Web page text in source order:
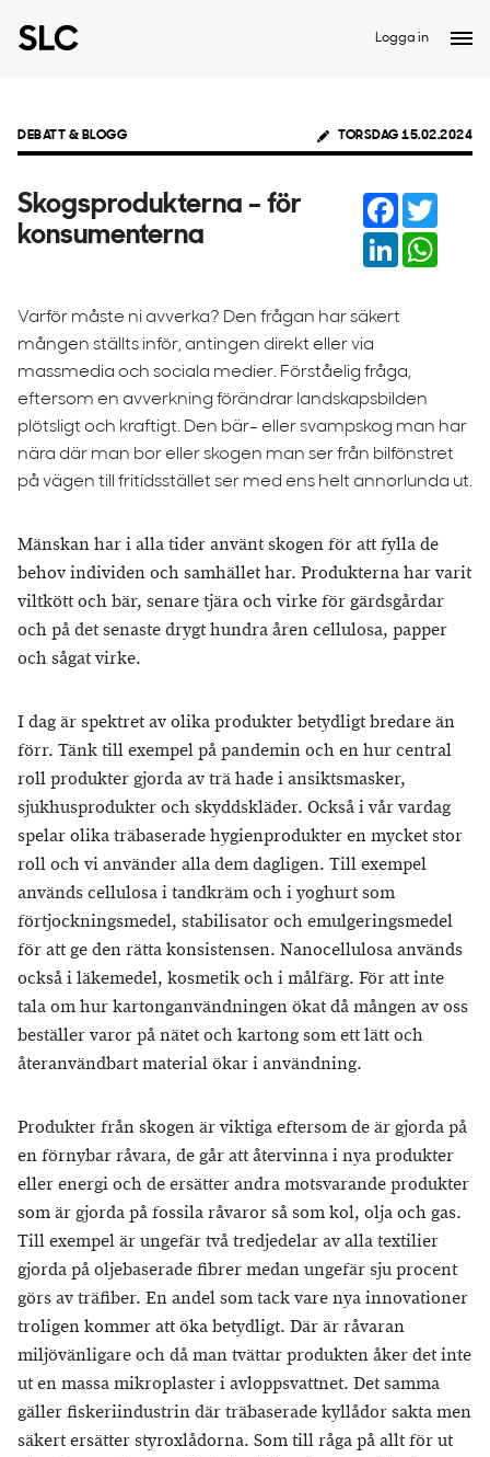
Logga in
DEBATT & BLOGG TORSDAG 15.02.2024
Skogsprodukterna – för
konsumenterna
Facebook
LinkedIn
Varför måste ni avverka? Den frågan har säkert
mången ställts inför, antingen direkt eller via
massmedia och sociala medier. Förståelig fråga,
eftersom en avverkning förändrar landskapsbilden
plötsligt och kraftigt. Den bär- eller svampskog man har
nära där man bor eller skogen man ser från bilfönstret
på vägen till fritidsstället ser med ens helt annorlunda ut.
Mänskan har i alla tider använt skogen för att fylla de
behov individen och samhället har. Produkterna har varit
viltkött och bär, senare tjära och virke för gärdsgårdar
och på det senaste drygt hundra åren cellulosa, papper
och sågat virke.
I dag är spektret av olika produkter betydligt bredare än
förr. Tänk till exempel på pandemin och en hur central
roll produkter gjorda av trä hade i ansiktsmasker,
sjukhusprodukter och skyddskläder. Också i vår vardag
spelar olika träbaserade hygienprodukter en mycket stor
roll och vi använder alla dem dagligen. Till exempel
används cellulosa i tandkräm och i yoghurt som
förtjockningsmedel, stabilisator och emulgeringsmedel
för att ge den rätta konsistensen. Nanocellulosa används
också i läkemedel, kosmetik och i målfärg. För att inte
tala om hur kartonganvändningen ökat då mången av oss
beställer varor på nätet och kartong som ett lätt och
återanvändbart material ökar i användning.
Produkter från skogen är viktiga eftersom de är gjorda på
en förnybar råvara, de går att återvinna i nya produkter
eller energi och de ersätter andra motsvarande produkter
som är gjorda på fossila råvaror så som kol, olja och gas.
Till exempel är ungefär två tredjedelar av alla textilier
gjorda på oljebaserade fibrer medan ungefär sju procent
görs av träfiber. En andel som tack vare nya innovationer
troligen kommer att öka betydligt. Där är råvaran
miljövänligare och då man tvättar produkten åker det inte
ut en massa mikroplaster i avloppsvattnet. Det samma
gäller fiskeriindustrin där träbaserade kyllådor sakta men
säkert ersätter styroxlådorna. Som till råga på allt för ut